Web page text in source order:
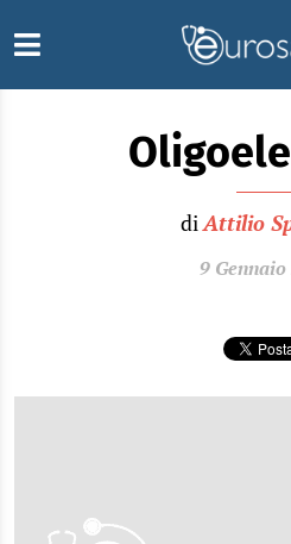
diAttilio
9